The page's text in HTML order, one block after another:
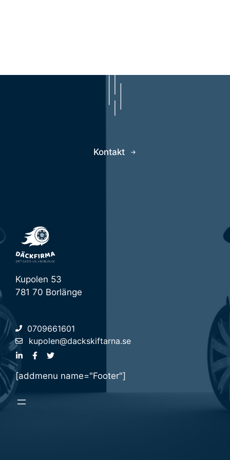
Kontakt
Kupolen 53
781 70 Borlänge
0709661601
kupolen@dackskiftarna.se
[addmenu name="Footer"]